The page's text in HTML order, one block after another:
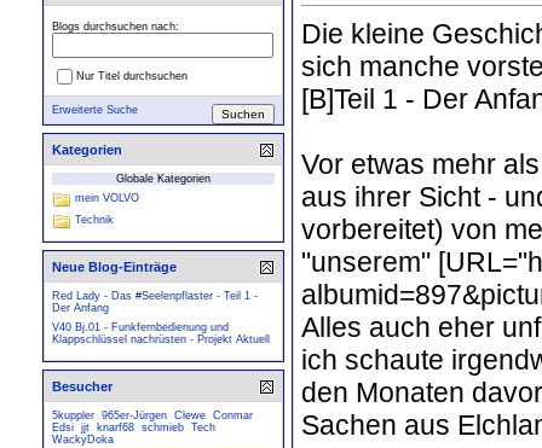
Die kleine
sich manche
[B]Teil 1 - Der
Vor etwas mehr
aus ihrer Sicht -
vorbereitet) von
"unserem"
Alles auch eher
ich schaute
den Monaten
Sachen aus
Blogs durchsuchen nach:
Nur Titel durchsuchen
Erweiterte Suche
Kategorien
Globale Kategorien
mein VOLVO
Technik
Neue Blog-Einträge
Red Lady - Das #Seelenpflaster - Teil 1 -
Der Anfang
V40 Bj.01 - Funkfernbedienung und
Klappschlüssel nachrüsten - Projekt Aktuell
Besucher
5kuppler 965er-Jürgen Clewe Conmar
Edsi jjt knarf68 schmieb Tech
WackyDoka